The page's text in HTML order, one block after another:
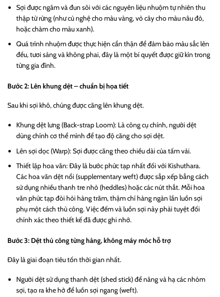
Sợi được ngâm và đun sôi với các nguyên liệu nhuộm tự nhiên thu
thập từ rừng (như củ nghệ cho màu vàng, vỏ cây cho màu nâu đỏ,
hoặc chàm cho màu xanh).
Quá trình nhuộm được thực hiện cẩn thận để đảm bảo màu sắc lên
đều, tươi sáng và không phai, đây là một bí quyết được giữ kín trong
từng gia đình.
Bước 2: Lên khung dệt – chuẩn bị họa tiết
Sau khi sợi khô, chúng được căng lên khung dệt.
Khung dệt lưng (Back-strap Loom): Là công cụ chính, người dệt
dùng chính cơ thể mình để tạo độ căng cho sợi dệt.
Lên sợi dọc (Warp): Sợi được căng theo chiều dài của tấm vải.
Thiết lập hoa văn: Đây là bước phức tạp nhất đối với Kishuthara.
Các hoa văn dệt nổi (supplementary weft) được sắp xếp bằng cách
sử dụng nhiều thanh tre nhỏ (heddles) hoặc các nút thắt. Mỗi hoa
văn phức tạp đòi hỏi hàng trăm, thậm chí hàng ngàn lần luồn sợi
phụ một cách thủ công. Việc đếm và luồn sợi này phải tuyệt đối
chính xác theo thiết kế đã được ghi nhớ.
Bước 3: Dệt thủ công từng hàng, không máy móc hỗ trợ
Đây là giai đoạn tiêu tốn thời gian nhất.
Người dệt sử dụng thanh dệt (shed stick) để nâng và hạ các nhóm
sợi, tạo ra khe hở để luồn sợi ngang (weft).